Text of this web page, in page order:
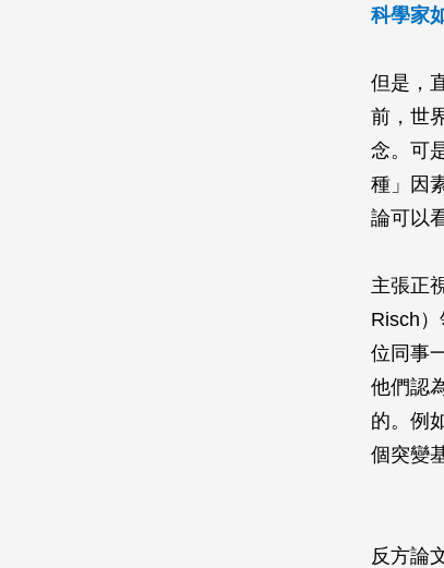
科學家
但是，
前，世
念。可
種」因
論可以
主張正
Risch
位同事
他們認
的。例
個突變
反方論